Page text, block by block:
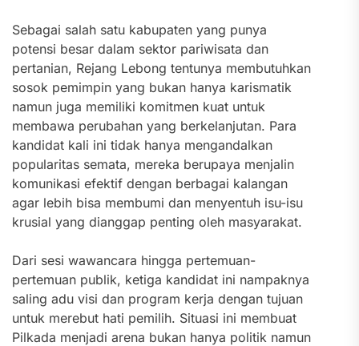
Sebagai salah satu kabupaten yang punya
potensi besar dalam sektor pariwisata dan
pertanian, Rejang Lebong tentunya membutuhkan
sosok pemimpin yang bukan hanya karismatik
namun juga memiliki komitmen kuat untuk
membawa perubahan yang berkelanjutan. Para
kandidat kali ini tidak hanya mengandalkan
popularitas semata, mereka berupaya menjalin
komunikasi efektif dengan berbagai kalangan
agar lebih bisa membumi dan menyentuh isu-isu
krusial yang dianggap penting oleh masyarakat.
Dari sesi wawancara hingga pertemuan-
pertemuan publik, ketiga kandidat ini nampaknya
saling adu visi dan program kerja dengan tujuan
untuk merebut hati pemilih. Situasi ini membuat
Pilkada menjadi arena bukan hanya politik namun